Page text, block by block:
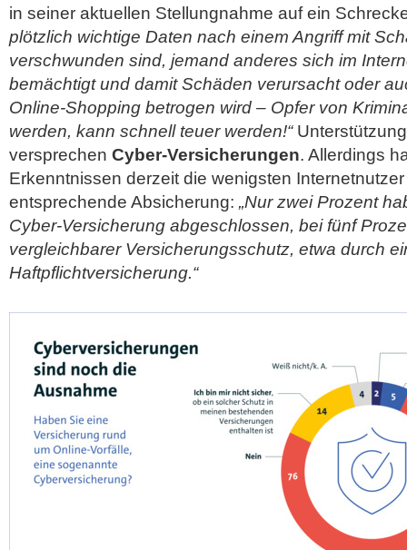
in seiner aktuellen Stellungnahme auf ein
plötzlich wichtige Daten nach einem Angriff mit
verschwunden sind, jemand anderes sich im
bemächtigt und damit Schäden verursacht oder
Online-Shopping betrogen wird – Opfer von
werden, kann schnell teuer werden!“
versprechen Cyber-Versicherungen. Allerdings
Erkenntnissen derzeit die wenigsten
entsprechende Absicherung: „Nur zwei Prozent
Cyber-Versicherung abgeschlossen, bei fünf
vergleichbarer Versicherungsschutz, etwa durch
Haftpflichtversicherung.“